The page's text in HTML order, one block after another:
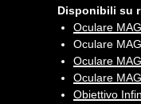
Disponibili su
Oculare
Oculare
Oculare
Oculare
Obiettivo